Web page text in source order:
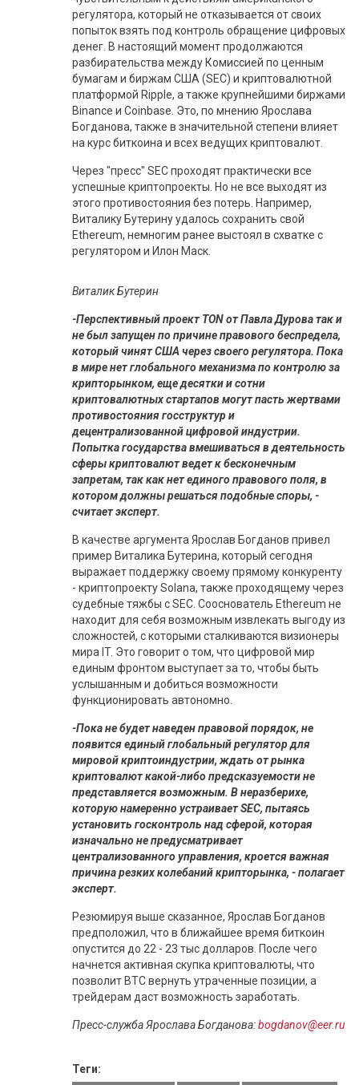
регулятора, который не отказывается от своих
попыток взять под контроль обращение цифровых
денег. В настоящий момент продолжаются
разбирательства между Комиссией по ценным
бумагам и биржам США (SEC) и криптовалютной
платформой Ripple, а также крупнейшими биржами
Binance и Coinbase. Это, по мнению Ярослава
Богданова, также в значительной степени влияет
на курс биткоина и всех ведущих криптовалют.
Через "пресс" SEC проходят практически все
успешные криптопроекты. Но не все выходят из
этого противостояния без потерь. Например,
Виталику Бутерину удалось сохранить свой
Ethereum, немногим ранее выстоял в схватке с
регулятором и Илон Маск.
Виталик Бутерин
-Перспективный проект TON от Павла Дурова так и
не был запущен по причине правового беспредела,
который чинят США через своего регулятора. Пока
в мире нет глобального механизма по контролю за
крипторынком, еще десятки и сотни
криптовалютных стартапов могут пасть жертвами
противостояния госструктур и
децентрализованной цифровой индустрии.
Попытка государства вмешиваться в деятельность
сферы криптовалют ведет к бесконечным
запретам, так как нет единого правового поля, в
котором должны решаться подобные споры, -
считает эксперт.
В качестве аргумента Ярослав Богданов привел
пример Виталика Бутерина, который сегодня
выражает поддержку своему прямому конкуренту
- криптопроекту Solana, также проходящему через
судебные тяжбы с SEC. Сооснователь Ethereum не
находит для себя возможным извлекать выгоду из
сложностей, с которыми сталкиваются визионеры
мира IT. Это говорит о том, что цифровой мир
единым фронтом выступает за то, чтобы быть
услышанным и добиться возможности
функционировать автономно.
-Пока не будет наведен правовой порядок, не
появится единый глобальный регулятор для
мировой криптоиндустрии, ждать от рынка
криптовалют какой-либо предсказуемости не
представляется возможным. В неразберихе,
которую намеренно устраивает SEC, пытаясь
установить госконтроль над сферой, которая
изначально не предусматривает
централизованного управления, кроется важная
причина резких колебаний крипторынка, - полагает
эксперт.
Резюмируя выше сказанное, Ярослав Богданов
предположил, что в ближайшее время биткоин
опустится до 22 - 23 тыс долларов. После чего
начнется активная скупка криптовалюты, что
позволит BTC вернуть утраченные позиции, а
трейдерам даст возможность заработать.
Пресс-служба Ярослава Богданова:bogdanov@eer.ru
Теги: